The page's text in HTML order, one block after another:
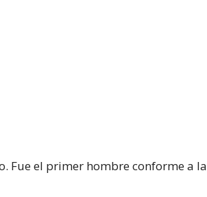
Fue el primer hombre conforme a la